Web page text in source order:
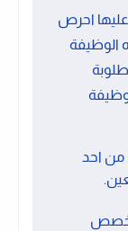
احرص
الوظيفة
احد